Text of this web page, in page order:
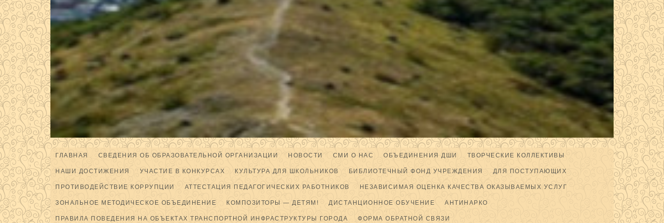
ГЛАВНАЯ СВЕДЕНИЯ ОБ ОБРАЗОВАТЕЛЬНОЙ ОРГАНИЗАЦИИ НОВОСТИ СМИ О НАС ОБЪЕДИНЕНИЯ ДШИ ТВОРЧЕСКИЕ КОЛЛЕКТИВЫ
НАШИ ДОСТИЖЕНИЯ УЧАСТИЕ В КОНКУРСАХ КУЛЬТУРА ДЛЯ ШКОЛЬНИКОВ БИБЛИОТЕЧНЫЙ ФОНД УЧРЕЖДЕНИЯ ДЛЯ ПОСТУПАЮЩИХ
ПРОТИВОДЕЙСТВИЕ КОРРУПЦИИ АТТЕСТАЦИЯ ПЕДАГОГИЧЕСКИХ РАБОТНИКОВ НЕЗАВИСИМАЯ ОЦЕНКА КАЧЕСТВА ОКАЗЫВАЕМЫХ УСЛУГ
ЗОНАЛЬНОЕ МЕТОДИЧЕСКОЕ ОБЪЕДИНЕНИЕ КОМПОЗИТОРЫ — ДЕТЯМ! ДИСТАНЦИОННОЕ ОБУЧЕНИЕ АНТИНАРКО
ПРАВИЛА ПОВЕДЕНИЯ НА ОБЪЕКТАХ ТРАНСПОРТНОЙ ИНФРАСТРУКТУРЫ ГОРОДА ФОРМА ОБРАТНОЙ СВЯЗИ